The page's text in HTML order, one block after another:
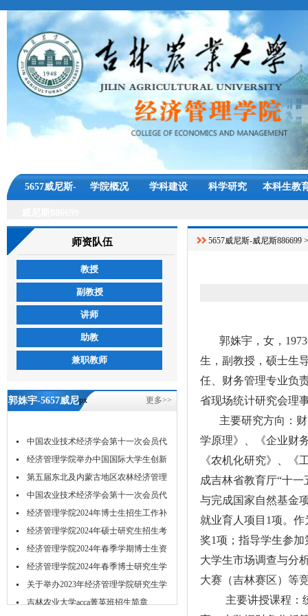
5657威尼斯- 学院概况 学科建设 科学研究 本科生教
师资队伍
教授
副教授
讲师
助教
兼职教师
px
郭姝宇-5657威尼 更多>>
中国农业技术经济学会第十一次会员代
表...
经济管理学院举办中国国际大学生创新
大...
第五届东北及内蒙古地区农林经济管理
学...
中国农业技术经济学会第十一次会员代
表...
经济管理学院2024年博士生招生工作补
充...
经济管理学院2024年硕士研究生招生考
试...
经济管理学院2024年春季学期博士生资
格...
经济管理学院2024年春季博士研究生学
位...
关于举办2023年经济管理学院研究生学
术...
吉林农业大学acca菁英班招生简章
5657威尼斯-威尼斯886699
郭姝宇，女，
生，副教授，硕士生
任、财务管理专业负
省现场统计研究会理
主要研究方向：
学原理》、《企业财
《农机化研究》、《
成吉林省教育厅“十
与完成国家自然基金
就业育人项目1项。作
奖1项；指导学生参
大学生市场调查与分
大赛（吉林赛区）等
主要讲授课程：